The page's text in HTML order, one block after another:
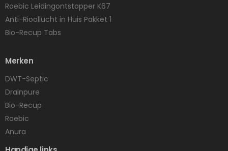
Roebic Leidingontstopper K67
Anti-Rioollucht in Huis Pakket 1
Bio-Recup Tabs
Merken
DWT-Septic
Drainpure
Bio-Recup
Roebic
Anura